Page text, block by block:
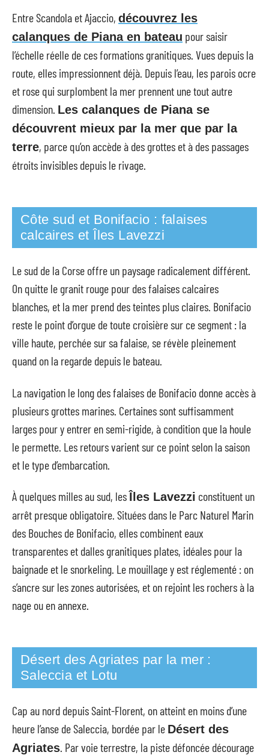
Entre Scandola et Ajaccio, découvrez les
calanques de Piana en bateau pour saisir
l’échelle réelle de ces formations granitiques. Vues depuis la
route, elles impressionnent déjà. Depuis l’eau, les parois ocre
et rose qui surplombent la mer prennent une tout autre
dimension. Les calanques de Piana se
découvrent mieux par la mer que par la
terre, parce qu’on accède à des grottes et à des passages
étroits invisibles depuis le rivage.
Côte sud et Bonifacio : falaises
calcaires et Îles Lavezzi
Le sud de la Corse offre un paysage radicalement différent.
On quitte le granit rouge pour des falaises calcaires
blanches, et la mer prend des teintes plus claires. Bonifacio
reste le point d’orgue de toute croisière sur ce segment : la
ville haute, perchée sur sa falaise, se révèle pleinement
quand on la regarde depuis le bateau.
La navigation le long des falaises de Bonifacio donne accès à
plusieurs grottes marines. Certaines sont suffisamment
larges pour y entrer en semi-rigide, à condition que la houle
le permette. Les retours varient sur ce point selon la saison
et le type d’embarcation.
À quelques milles au sud, lesÎles Lavezzi constituent un
arrêt presque obligatoire. Situées dans le Parc Naturel Marin
des Bouches de Bonifacio, elles combinent eaux
transparentes et dalles granitiques plates, idéales pour la
baignade et le snorkeling. Le mouillage y est réglementé : on
s’ancre sur les zones autorisées, et on rejoint les rochers à la
nage ou en annexe.
Désert des Agriates par la mer :
Saleccia et Lotu
Cap au nord depuis Saint-Florent, on atteint en moins d’une
heure l’anse de Saleccia, bordée par le Désert des
Agriates. Par voie terrestre, la piste défoncée décourage